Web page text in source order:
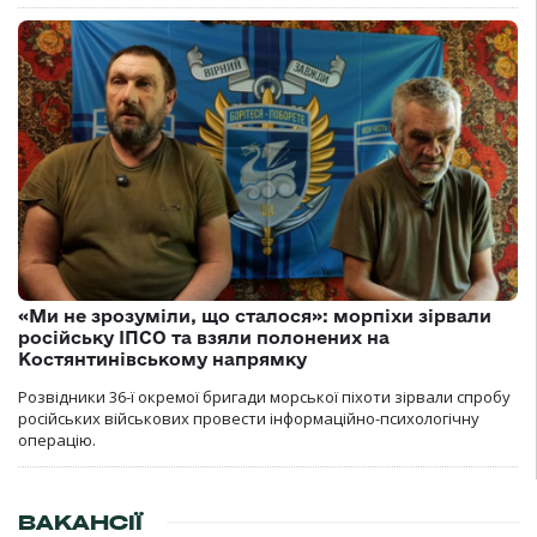
«Ми не зрозуміли, що сталося»: морпіхи зірвали
російську ІПСО та взяли полонених на
Костянтинівському напрямку
Розвідники 36-ї окремої бригади морської піхоти зірвали спробу
російських військових провести інформаційно-психологічну
операцію.
ВАКАНСІЇ